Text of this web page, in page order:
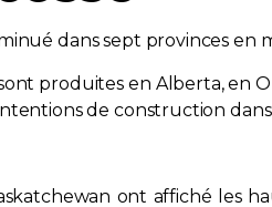
dans sept provinces en
produites en Alberta,
de construction
ont affiché les